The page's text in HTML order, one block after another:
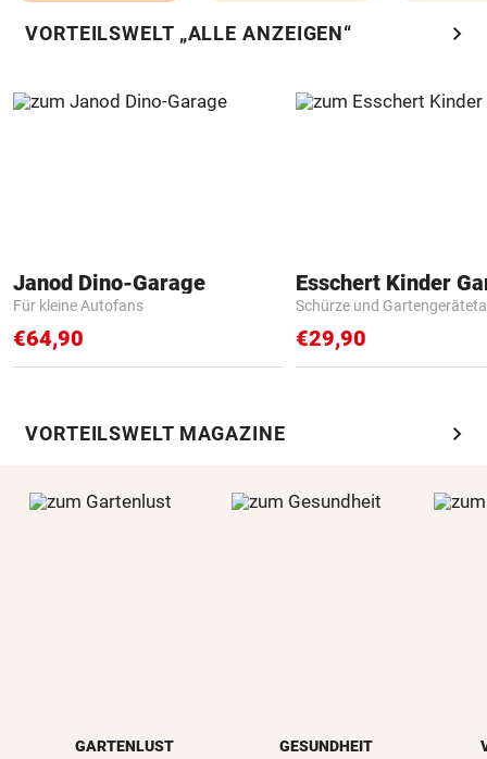
VORTEILSWELT „ALLE ANZEIGEN“ chevron_right
Janod Dino-Garage
Für kleine Autofans
€64,90
Schürze und
€29,90
VORTEILSWELT MAGAZINE chevron_right
GARTENLUST GESUNDHEIT